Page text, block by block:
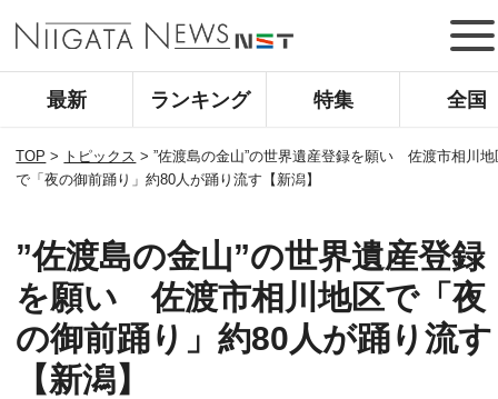
最新 ランキング 特集 全国
TOP > トピックス >”佐渡島の金山”の世界遺産登録を願い 佐渡市相川地
で「夜の御前踊り」約80人が踊り流す【新潟】
”佐渡島の金山”の世界遺産登録
を願い 佐渡市相川地区で「夜
の御前踊り」約80人が踊り流す
【新潟】